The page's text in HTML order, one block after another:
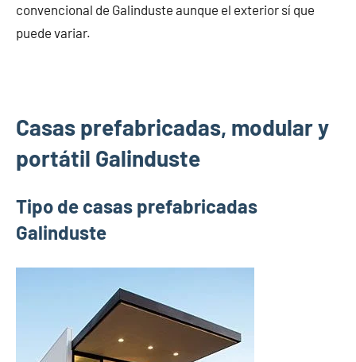
convencional de Galinduste aunque el exterior sí que
puede variar.
Casas prefabricadas, modular y
portátil Galinduste
Tipo de casas prefabricadas
Galinduste